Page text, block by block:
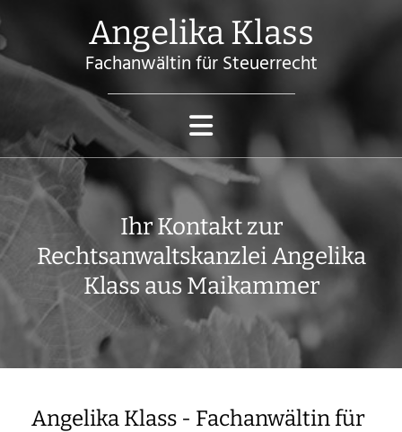
Angelika Klass
Fachanwältin für Steuerrecht
Ihr Kontakt zur
Rechtsanwaltskanzlei Angelika
Klass aus Maikammer
Angelika Klass - Fachanwältin für